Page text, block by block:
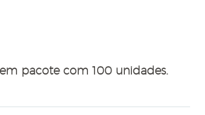
pacote com 100 unidades.